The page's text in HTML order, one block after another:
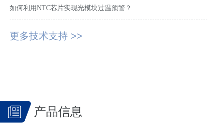
如何利用NTC芯片实现光模块过温预警？
更多技术支持 >>
产品信息